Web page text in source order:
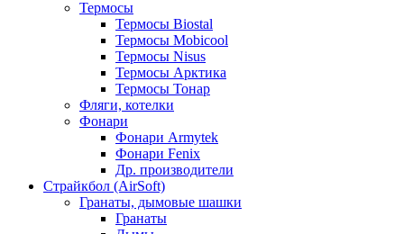
Термосы
Термосы Biostal
Термосы Mobicool
Термосы Nisus
Термосы Арктика
Термосы Тонар
Фляги, котелки
Фонари
Фонари Armytek
Фонари Fenix
Др. производители
Страйкбол (AirSoft)
Гранаты, дымовые шашки
Гранаты